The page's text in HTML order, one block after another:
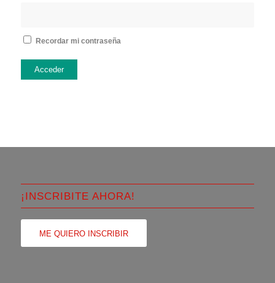
Recordar mi contraseña
Acceder
¡INSCRIBITE AHORA!
ME QUIERO INSCRIBIR